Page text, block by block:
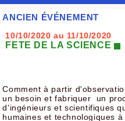
ANCIEN ÉVÉNEMENT
10/10/2020 au 11/10/2020
FETE DE LA SCIENCE
Comment à partir
un besoin et fabriquer un
d'ingénieurs et scientifiques
humaines et technologiques